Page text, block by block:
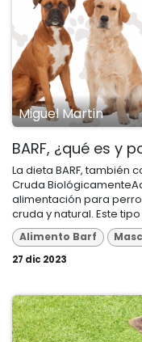
Miguel Martin
BARF, ¿qué es y
La dieta BARF, también
Cruda
alimentación para
cruda y natural. Este
Alimento Barf
27 dic 2023